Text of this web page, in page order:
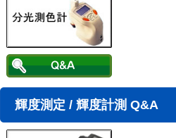
輝度測定 / 輝度計測 Q&A